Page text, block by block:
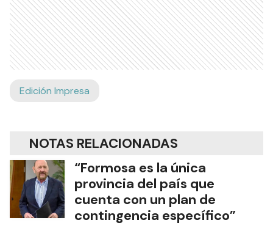
Edición Impresa
NOTAS RELACIONADAS
“Formosa es la única
provincia del país que
cuenta con un plan de
contingencia específico”